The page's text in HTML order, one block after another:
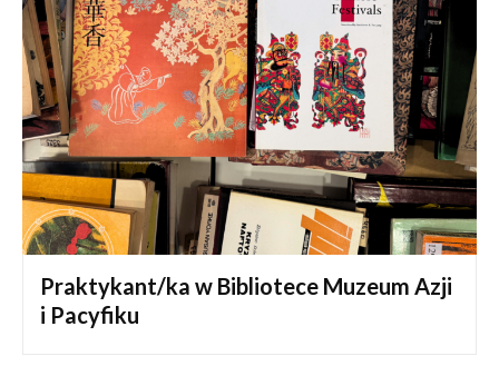
Praktykant/ka w Bibliotece Muzeum Azji
i Pacyfiku